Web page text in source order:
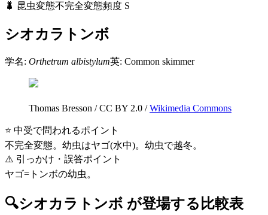
🐛 昆虫変態不完全変態頻度 S
シオカラトンボ
学名: Orthetrum albistylum英: Common skimmer
Thomas Bresson /CC BY 2.0 / Wikimedia Commons
⭐ 中受で問われるポイント
不完全変態。幼虫はヤゴ(水中)。幼虫で越冬。
⚠️ 引っかけ・誤答ポイント
ヤゴ=トンボの幼虫。
🔍シオカラトンボ が登場する比較表